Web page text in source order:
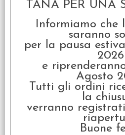
HeroQuest -
dell'Oscurità
€ 34,99
TANA PER UNA
Informiamo che
saranno
per la pausa
2026
e
Agosto
Tutti gli ordini
la
verranno
Buone